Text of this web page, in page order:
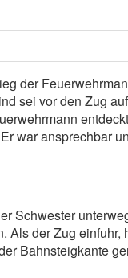
der
sei vor den Zug
war ansprechbar
Schwester
Als der Zug einfuhr,
Bahnsteigkante